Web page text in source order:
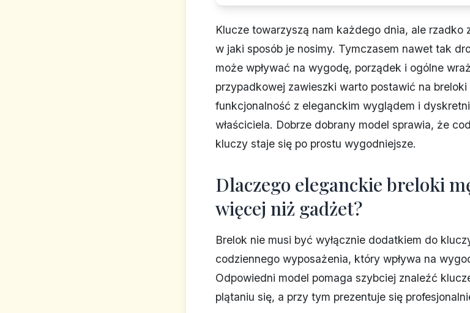
Klucze towarzyszą nam każdego dnia, ale rzadko
w jaki sposób je nosimy. Tymczasem nawet tak
może wpływać na wygodę, porządek i ogólne
przypadkowej zawieszki warto postawić na breloki
funkcjonalność z eleganckim wyglądem i
właściciela. Dobrze dobrany model sprawia, że
kluczy staje się po prostu wygodniejsze.
Dlaczego eleganckie breloki
więcej niż gadżet?
Brelok nie musi być wyłącznie dodatkiem do
codziennego wyposażenia, który wpływa na
Odpowiedni model pomaga szybciej znaleźć
plątaniu się, a przy tym prezentuje się